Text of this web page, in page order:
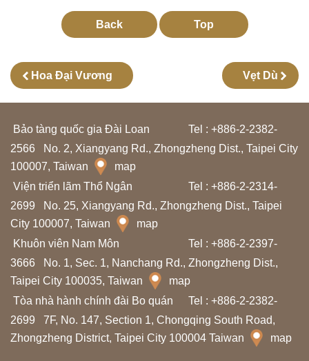
ọ
c
t
ậ
p
N
g
h
ê
n
c
ứ
u
Back Top
Hoa Đại Vương Vẹt Dù
Bảo tàng quốc gia Đài Loan
Tel : +886-2-2382-
2566
No. 2, Xiangyang Rd., Zhongzheng Dist., Taipei City
100007, Taiwan
map
Viện triển lãm Thổ Ngân
Tel : +886-2-2314-
2699
No. 25, Xiangyang Rd., Zhongzheng Dist., Taipei
City 100007, Taiwan
map
Khuôn viên Nam Môn
Tel : +886-2-2397-
3666
No. 1, Sec. 1, Nanchang Rd., Zhongzheng Dist.,
Taipei City 100035, Taiwan
map
Tòa nhà hành chính đài Bo quán
Tel : +886-2-2382-
2699
7F, No. 147, Section 1, Chongqing South Road,
Zhongzheng District, Taipei City 100004 Taiwan
map